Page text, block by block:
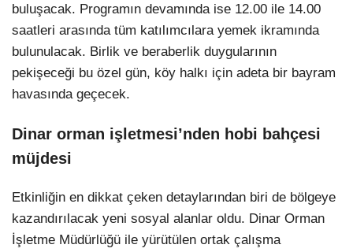
buluşacak. Programın devamında ise 12.00 ile 14.00
saatleri arasında tüm katılımcılara yemek ikramında
bulunulacak. Birlik ve beraberlik duygularının
pekişeceği bu özel gün, köy halkı için adeta bir bayram
havasında geçecek.
Dinar orman işletmesi’nden hobi bahçesi
müjdesi
Etkinliğin en dikkat çeken detaylarından biri de bölgeye
kazandırılacak yeni sosyal alanlar oldu. Dinar Orman
İşletme Müdürlüğü ile yürütülen ortak çalışma